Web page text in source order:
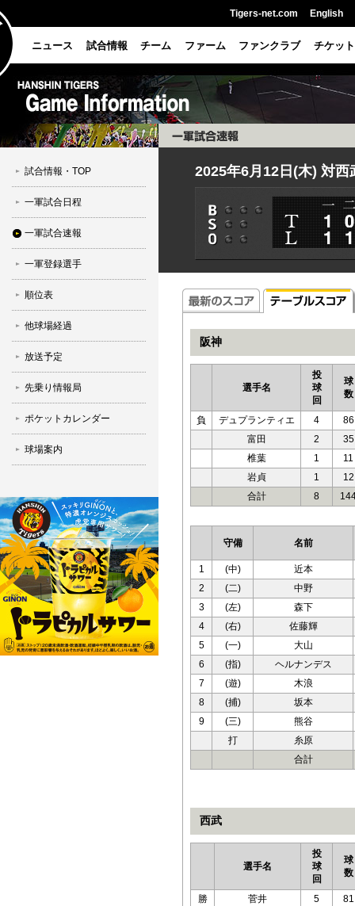
Tigers-net.com English
ニュース 試合情報 チーム ファーム ファンクラブ チケット
試合情報・TOP
一軍試合日程
一軍試合速報
一軍登録選手
順位表
他球場経過
放送予定
先乗り情報局
ポケットカレンダー
球場案内
2025年6月12日(木) 対西
阪神
選手名
投
球
回
球
数
負 デュプランティエ 4
86
富田
2
35
椎葉
1
11
岩貞
1
12
合計
8
守備 名前
1 (中)
近本
2
(二)
中野
3
(左)
森下
4
(右)
佐藤輝
5
(一)
大山
6
(指)
ヘルナンデス
7
(遊)
木浪
8
(捕)
坂本
9
(三)
熊谷
打
糸原
合計
西武
選手名
投
球
回
球
数
勝 菅井 5
81